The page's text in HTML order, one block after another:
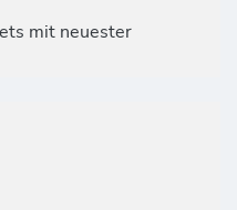
mit neuester